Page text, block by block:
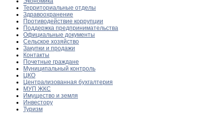
Территориальные отделы
Здравоохранение
Противодействие коррупции
Поддержка предпринимательства
Официальные документы
Сельское хозяйство
Закупки и продажи
Контакты
Почетные граждане
Муниципальный контроль
ЦКО
Централизованная бухгалтерия
МУП ЖКС
Имущество и земля
Инвестору
Туризм